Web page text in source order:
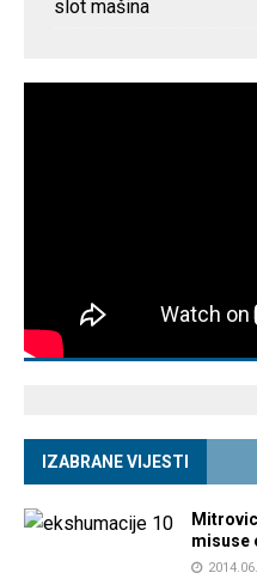
slot mašina
IZABRANE VIJESTI
misuse